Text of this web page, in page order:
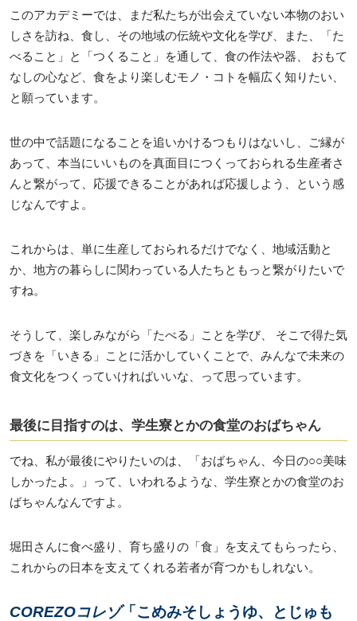
このアカデミーでは、まだ私たちが出会えていない本物のおい
しさを訪ね、食し、その地域の伝統や文化を学び、また、「た
べること」と「つくること」を通して、食の作法や器、 おもて
なしの心など、食をより楽しむモノ・コトを幅広く知りたい、
と願っています。
世の中で話題になることを追いかけるつもりはないし、ご縁が
あって、本当にいいものを真面目につくっておられる生産者さ
んと繋がって、応援できることがあれば応援しよう、という感
じなんですよ。
これからは、単に生産しておられるだけでなく、地域活動と
か、地方の暮らしに関わっている人たちともっと繋がりたいで
すね。
そうして、楽しみながら「たべる」ことを学び、 そこで得た気
づきを「いきる」ことに活かしていくことで、みんなで未来の
食文化をつくっていければいいな、って思っています。
最後に目指すのは、学生寮とかの食堂のおばちゃん
でね、私が最後にやりたいのは、「おばちゃん、今日の○○美味
しかったよ。」って、いわれるような、学生寮とかの食堂のお
ばちゃんなんですよ。
堀田さんに食べ盛り、育ち盛りの「食」を支えてもらったら、
これからの日本を支えてくれる若者が育つかもしれない。
COREZOコレゾ「こめみそしょうゆ、とじゅも